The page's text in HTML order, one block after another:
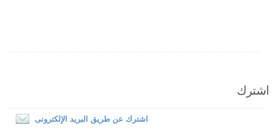
اشترك
اشترك عن طريق البريد الإلكترونى